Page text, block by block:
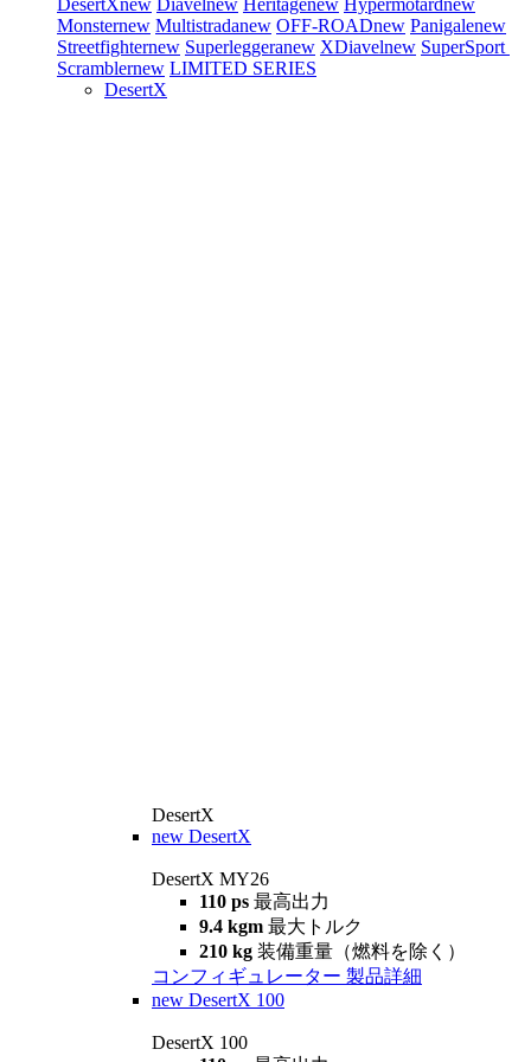
DesertXnew Diavelnew Heritagenew Hypermotardnew
Monsternew Multistradanew OFF-ROADnew Panigalenew
Streetfighternew Superleggeranew XDiavelnew SuperSport
Scramblernew LIMITED SERIES
DesertX
DesertX
new DesertX
DesertX MY26
110 ps 最高出力
9.4 kgm 最大トルク
210 kg 装備重量（燃料を除く）
コンフィギュレーター 製品詳細
new DesertX 100
DesertX 100